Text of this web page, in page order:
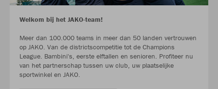
Welkom bij het JAKO-team!
Meer dan 100.000 teams in meer dan 50 landen vertrouwen
op JAKO. Van de districtscompetitie tot de Champions
League. Bambini's, eerste elftallen en senioren. Profiteer nu
van het partnerschap tussen uw club, uw plaatselijke
sportwinkel en JAKO.